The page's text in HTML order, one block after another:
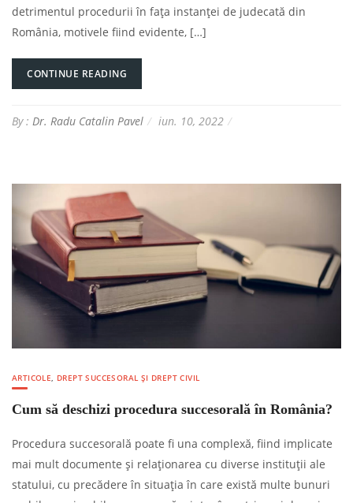
detrimentul procedurii în fața instanței de judecată din
România, motivele fiind evidente, […]
CONTINUE READING
By : Dr. Radu Catalin Pavel iun. 10, 2022
ARTICOLE, DREPT SUCCESORAL ȘI DREPT CIVIL
Cum să deschizi procedura succesorală în România?
Procedura succesorală poate fi una complexă, fiind implicate
mai mult documente și relaționarea cu diverse instituții ale
statului, cu precădere în situația în care există multe bunuri